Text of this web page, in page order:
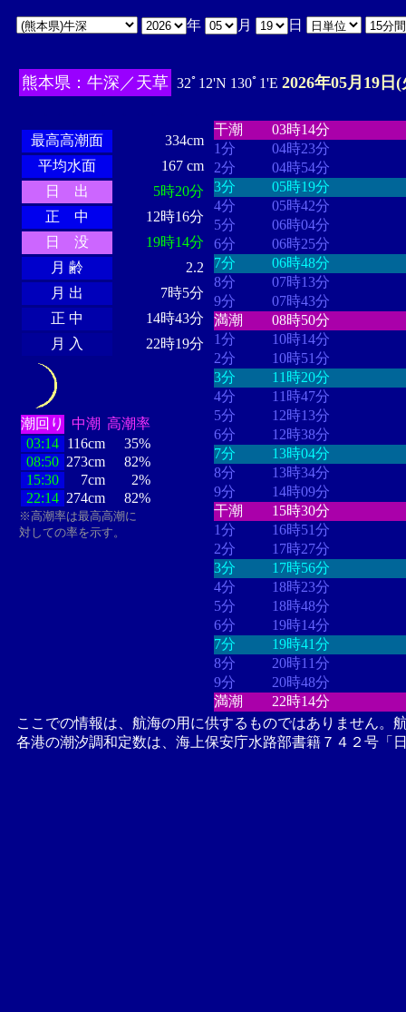
年 月 日
熊本県：牛深／天草 32ﾟ12'N 130ﾟ1'E 2026年05月19日(
最高高潮面
334cm
平均水面
167 cm
日 出
5時20分
正 中
12時16分
日 没
19時14分
月 齢
2.2
月 出
7時5分
正 中
14時43分
月 入
22時19分
潮回り 中潮 高潮率
03:14 116cm
35%
08:50 273cm
82%
15:30
7cm
2%
22:14 274cm 82%
※高潮率は最高高潮に
対しての率を示す。
干潮
03時14分
1分
04時23分
2分
04時54分
3分
05時19分
4分
05時42分
5分
06時04分
6分
06時25分
7分
06時48分
8分
07時13分
9分
07時43分
満潮
08時50分
1分
10時14分
2分
10時51分
3分
11時20分
4分
11時47分
5分
12時13分
6分
12時38分
7分
13時04分
8分
13時34分
9分
14時09分
干潮
15時30分
1分
16時51分
2分
17時27分
3分
17時56分
4分
18時23分
5分
18時48分
6分
19時14分
7分
19時41分
8分
20時11分
9分
20時48分
満潮
22時14分
ここでの情報は、航海の用に供するものではありません。
各港の潮汐調和定数は、海上保安庁水路部書籍７４２号「